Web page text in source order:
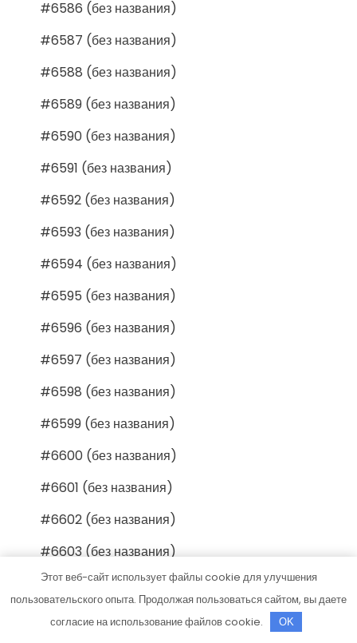
#6586 (без названия)
#6587 (без названия)
#6588 (без названия)
#6589 (без названия)
#6590 (без названия)
#6591 (без названия)
#6592 (без названия)
#6593 (без названия)
#6594 (без названия)
#6595 (без названия)
#6596 (без названия)
#6597 (без названия)
#6598 (без названия)
#6599 (без названия)
#6600 (без названия)
#6601 (без названия)
#6602 (без названия)
#6603 (без названия)
#6604 (без названия)
Этот веб-сайт использует файлы cookie для улучшения
пользовательского опыта. Продолжая пользоваться сайтом, вы даете
согласие на использование файлов cookie.
OK